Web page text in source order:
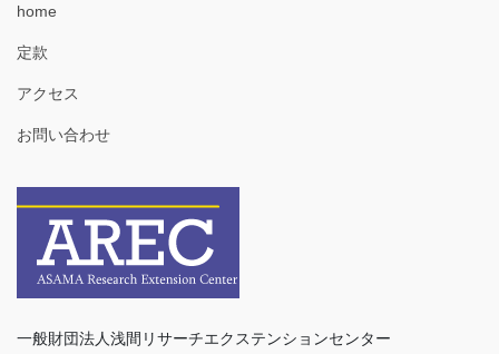
home
定款
アクセス
お問い合わせ
一般財団法人浅間リサーチエクステンションセンター